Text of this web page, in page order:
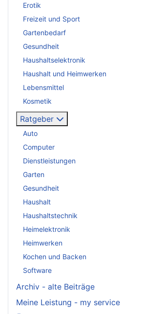
Erotik
Freizeit und Sport
Gartenbedarf
Gesundheit
Haushaltselektronik
Haushalt und Heimwerken
Lebensmittel
Kosmetik
Ratgeber
Auto
Computer
Dienstleistungen
Garten
Gesundheit
Haushalt
Haushaltstechnik
Heimelektronik
Heimwerken
Kochen und Backen
Software
Archiv - alte Beiträge
Meine Leistung - my service